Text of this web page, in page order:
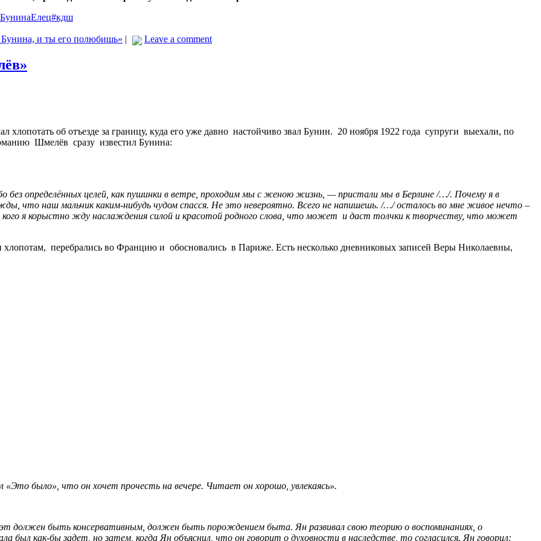
#кдш
и ты его полюбишь» | Leave a comment
об отъезде за границу, куда его уже давно настойчиво звал Бунин. 20 ноября 1922 года супруги выехали, по
Шмелёв сразу известил Бунина:
без определённых целей, как пушинки в ветре, проходим мы с женою жизнь, — пристали мы в Берлине /…/. Почему я в
что наш мальчик каким-нибудь чудом спасся. Не это невероятно. Всего не напишешь. /…/ осталось во мне живое нечто –
я корыстно жду наслаждения силой и красотой родного слова, что может и даст толчки к творчеству, что может
перебрались во Францию и обосновались в Париже. Есть несколько дневниковых записей Веры Николаевны,
было», что он хочет прочесть на вечере. Читает он хорошо, увлекаясь».
должен быть консервативным, должен быть порождением быта. Ян развивал свою теорию о воспоминаниях, о
был как-бы задет, но затем, когда Ян объяснил, что он говорит о духовности в наследстве, то согласился. Ян говорил: